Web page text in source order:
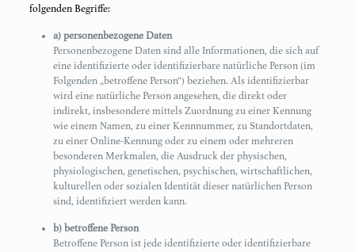
folgenden Begriffe:
a) personenbezogene Daten
Personenbezogene Daten sind alle Informationen, die sich auf
eine identifizierte oder identifizierbare natürliche Person (im
Folgenden „betroffene Person“) beziehen. Als identifizierbar
wird eine natürliche Person angesehen, die direkt oder
indirekt, insbesondere mittels Zuordnung zu einer Kennung
wie einem Namen, zu einer Kennnummer, zu Standortdaten,
zu einer Online-Kennung oder zu einem oder mehreren
besonderen Merkmalen, die Ausdruck der physischen,
physiologischen, genetischen, psychischen, wirtschaftlichen,
kulturellen oder sozialen Identität dieser natürlichen Person
sind, identifiziert werden kann.
b) betroffene Person
Betroffene Person ist jede identifizierte oder identifizierbare